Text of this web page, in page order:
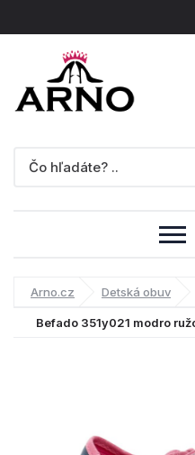
Arno.cz Detská obuv
Befado 351y021 modro